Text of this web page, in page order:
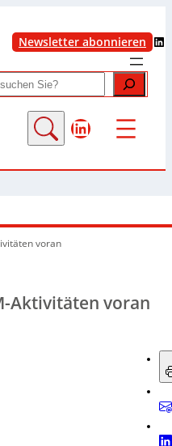
Newsletter abonnieren LinkedIn
LinkedIn
voran
Aktivitäten voran